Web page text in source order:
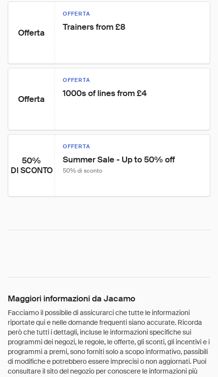
Offerta
OFFERTA
Trainers from £8
Offerta
OFFERTA
1000s of lines from £4
50%
DI SCONTO
OFFERTA
Summer Sale - Up to 50% off
50% di sconto
Maggiori informazioni da Jacamo
Facciamo il possibile di assicurarci che tutte le informazioni
riportate qui e nelle domande frequenti siano accurate. Ricorda
però che tutti i dettagli, incluse le informazioni specifiche sui
programmi dei negozi, le regole, le offerte, gli sconti, gli incentivi e i
programmi a premi, sono forniti solo a scopo informativo, passibili
di modifiche e potrebbero essere imprecisi o non aggiornati. Puoi
consultare il sito del negozio per conoscere le informazioni più